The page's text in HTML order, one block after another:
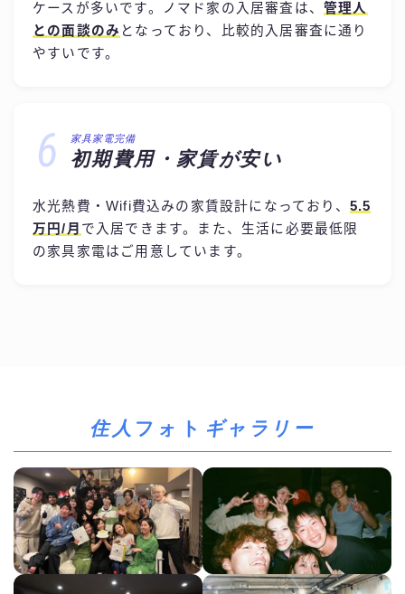
ケースが多いです。ノマド家の入居審査は、 管理人
との面談のみ となっており、比較的入居審査に通り
やすいです。
6 家具家電完備
初期費用・家賃が安い
水光熱費・Wifi費込みの家賃設計になっており、 5.5
万円/月 で入居できます。また、生活に必要最低限
の家具家電はご用意しています。
住人 フォト ギャラリー